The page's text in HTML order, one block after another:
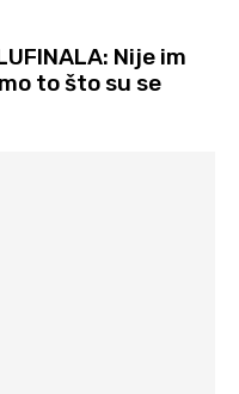
Nije im
to što su se